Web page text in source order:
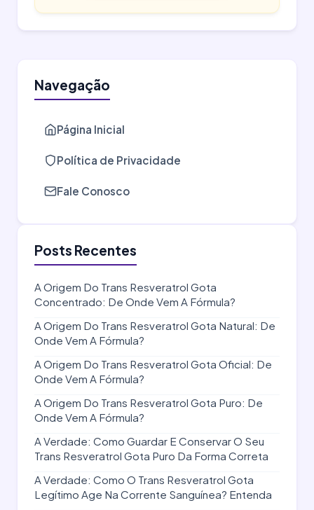
Navegação
Página Inicial
Política de Privacidade
Fale Conosco
Posts Recentes
A Origem Do Trans Resveratrol Gota
Concentrado: De Onde Vem A Fórmula?
A Origem Do Trans Resveratrol Gota Natural: De
Onde Vem A Fórmula?
A Origem Do Trans Resveratrol Gota Oficial: De
Onde Vem A Fórmula?
A Origem Do Trans Resveratrol Gota Puro: De
Onde Vem A Fórmula?
A Verdade: Como Guardar E Conservar O Seu
Trans Resveratrol Gota Puro Da Forma Correta
A Verdade: Como O Trans Resveratrol Gota
Legítimo Age Na Corrente Sanguínea? Entenda